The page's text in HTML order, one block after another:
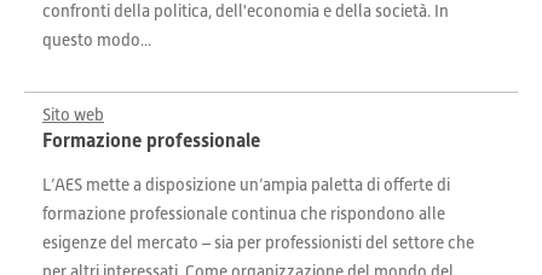
confronti della politica, dell'economia e della società. In
questo modo...
Sito web
Formazione professionale
L’AES mette a disposizione un’ampia paletta di offerte di
formazione professionale continua che rispondono alle
esigenze del mercato – sia per professionisti del settore che